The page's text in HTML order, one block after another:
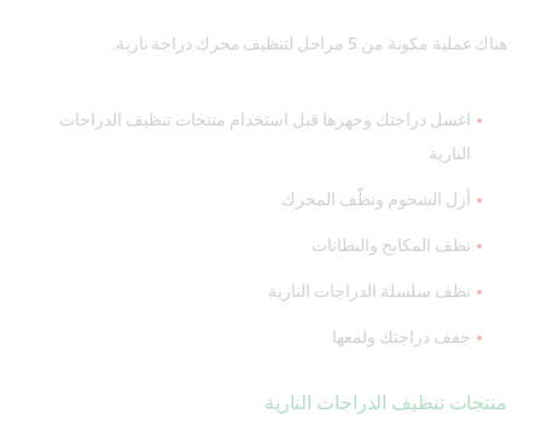
هناك عملية مكونة من 5 مراحل لتنظيف محرك دراجة نارية.
اغسل دراجتك وجهزها قبل استخدام منتجات تنظيف الدراجات
النارية
أزل الشحوم ونظّف المحرك
نظف المكابح والبطانات
نظف سلسلة الدراجات النارية
جفف دراجتك ولمعها
منتجات تنظيف الدراجات النارية